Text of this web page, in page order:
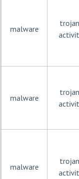
malware
malware
malware